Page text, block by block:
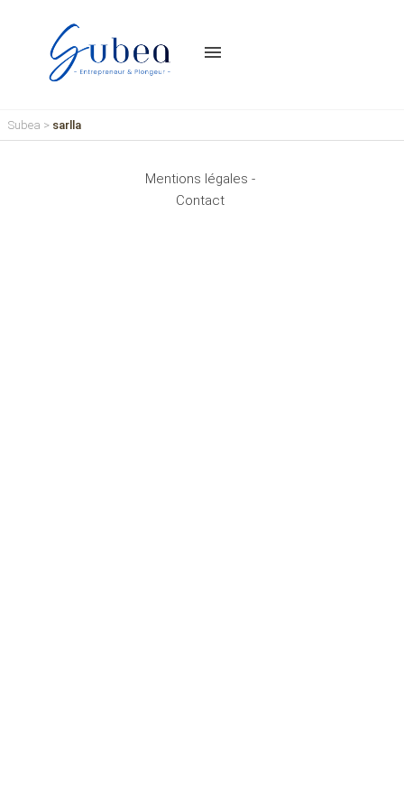
menu
Subea > sarlla
Mentions légales -
Contact